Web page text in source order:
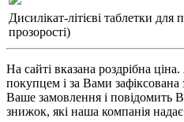
Дисилікат-літієві таблетки для
прозорості)
На сайті вказана роздрібна
покупцем і за Вами
Ваше замовлення і повідомить
знижок, які наша компанія